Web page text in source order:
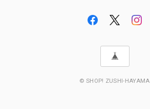
© SHOP! ZUSHI-HAYAMA